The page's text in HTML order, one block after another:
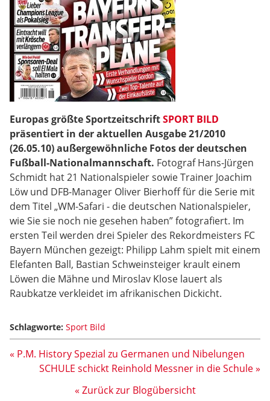
Europas größte SportzeitschriftSPORT BILD
präsentiert in der aktuellen Ausgabe 21/2010
(26.05.10) außergewöhnliche Fotos der deutschen
Fußball-Nationalmannschaft. Fotograf Hans-Jürgen
Schmidt hat 21 Nationalspieler sowie Trainer Joachim
Löw und DFB-Manager Oliver Bierhoff für die Serie mit
dem Titel „WM-Safari - die deutschen Nationalspieler,
wie Sie sie noch nie gesehen haben” fotografiert. Im
ersten Teil werden drei Spieler des Rekordmeisters FC
Bayern München gezeigt: Philipp Lahm spielt mit einem
Elefanten Ball, Bastian Schweinsteiger krault einem
Löwen die Mähne und Miroslav Klose lauert als
Raubkatze verkleidet im afrikanischen Dickicht.
Schlagworte: Sport Bild
« P.M. History Spezial zu Germanen und Nibelungen
SCHULE schickt Reinhold Messner in die Schule »
« Zurück zur Blogübersicht